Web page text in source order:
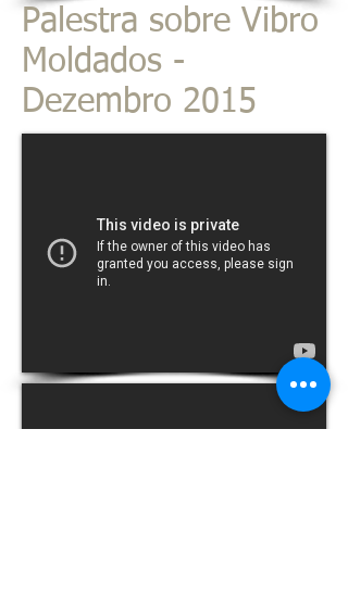
Palestra sobre Vibro
Moldados -
Dezembro 2015